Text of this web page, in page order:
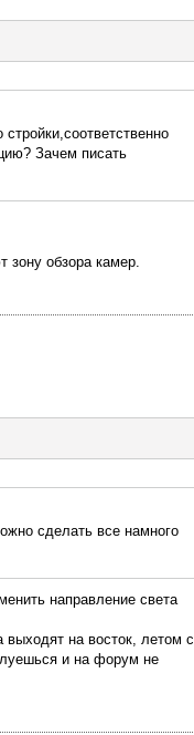
Зачем писать
зону обзора камер.
сделать все намного
направление света
на восток, летом с
и на форум не